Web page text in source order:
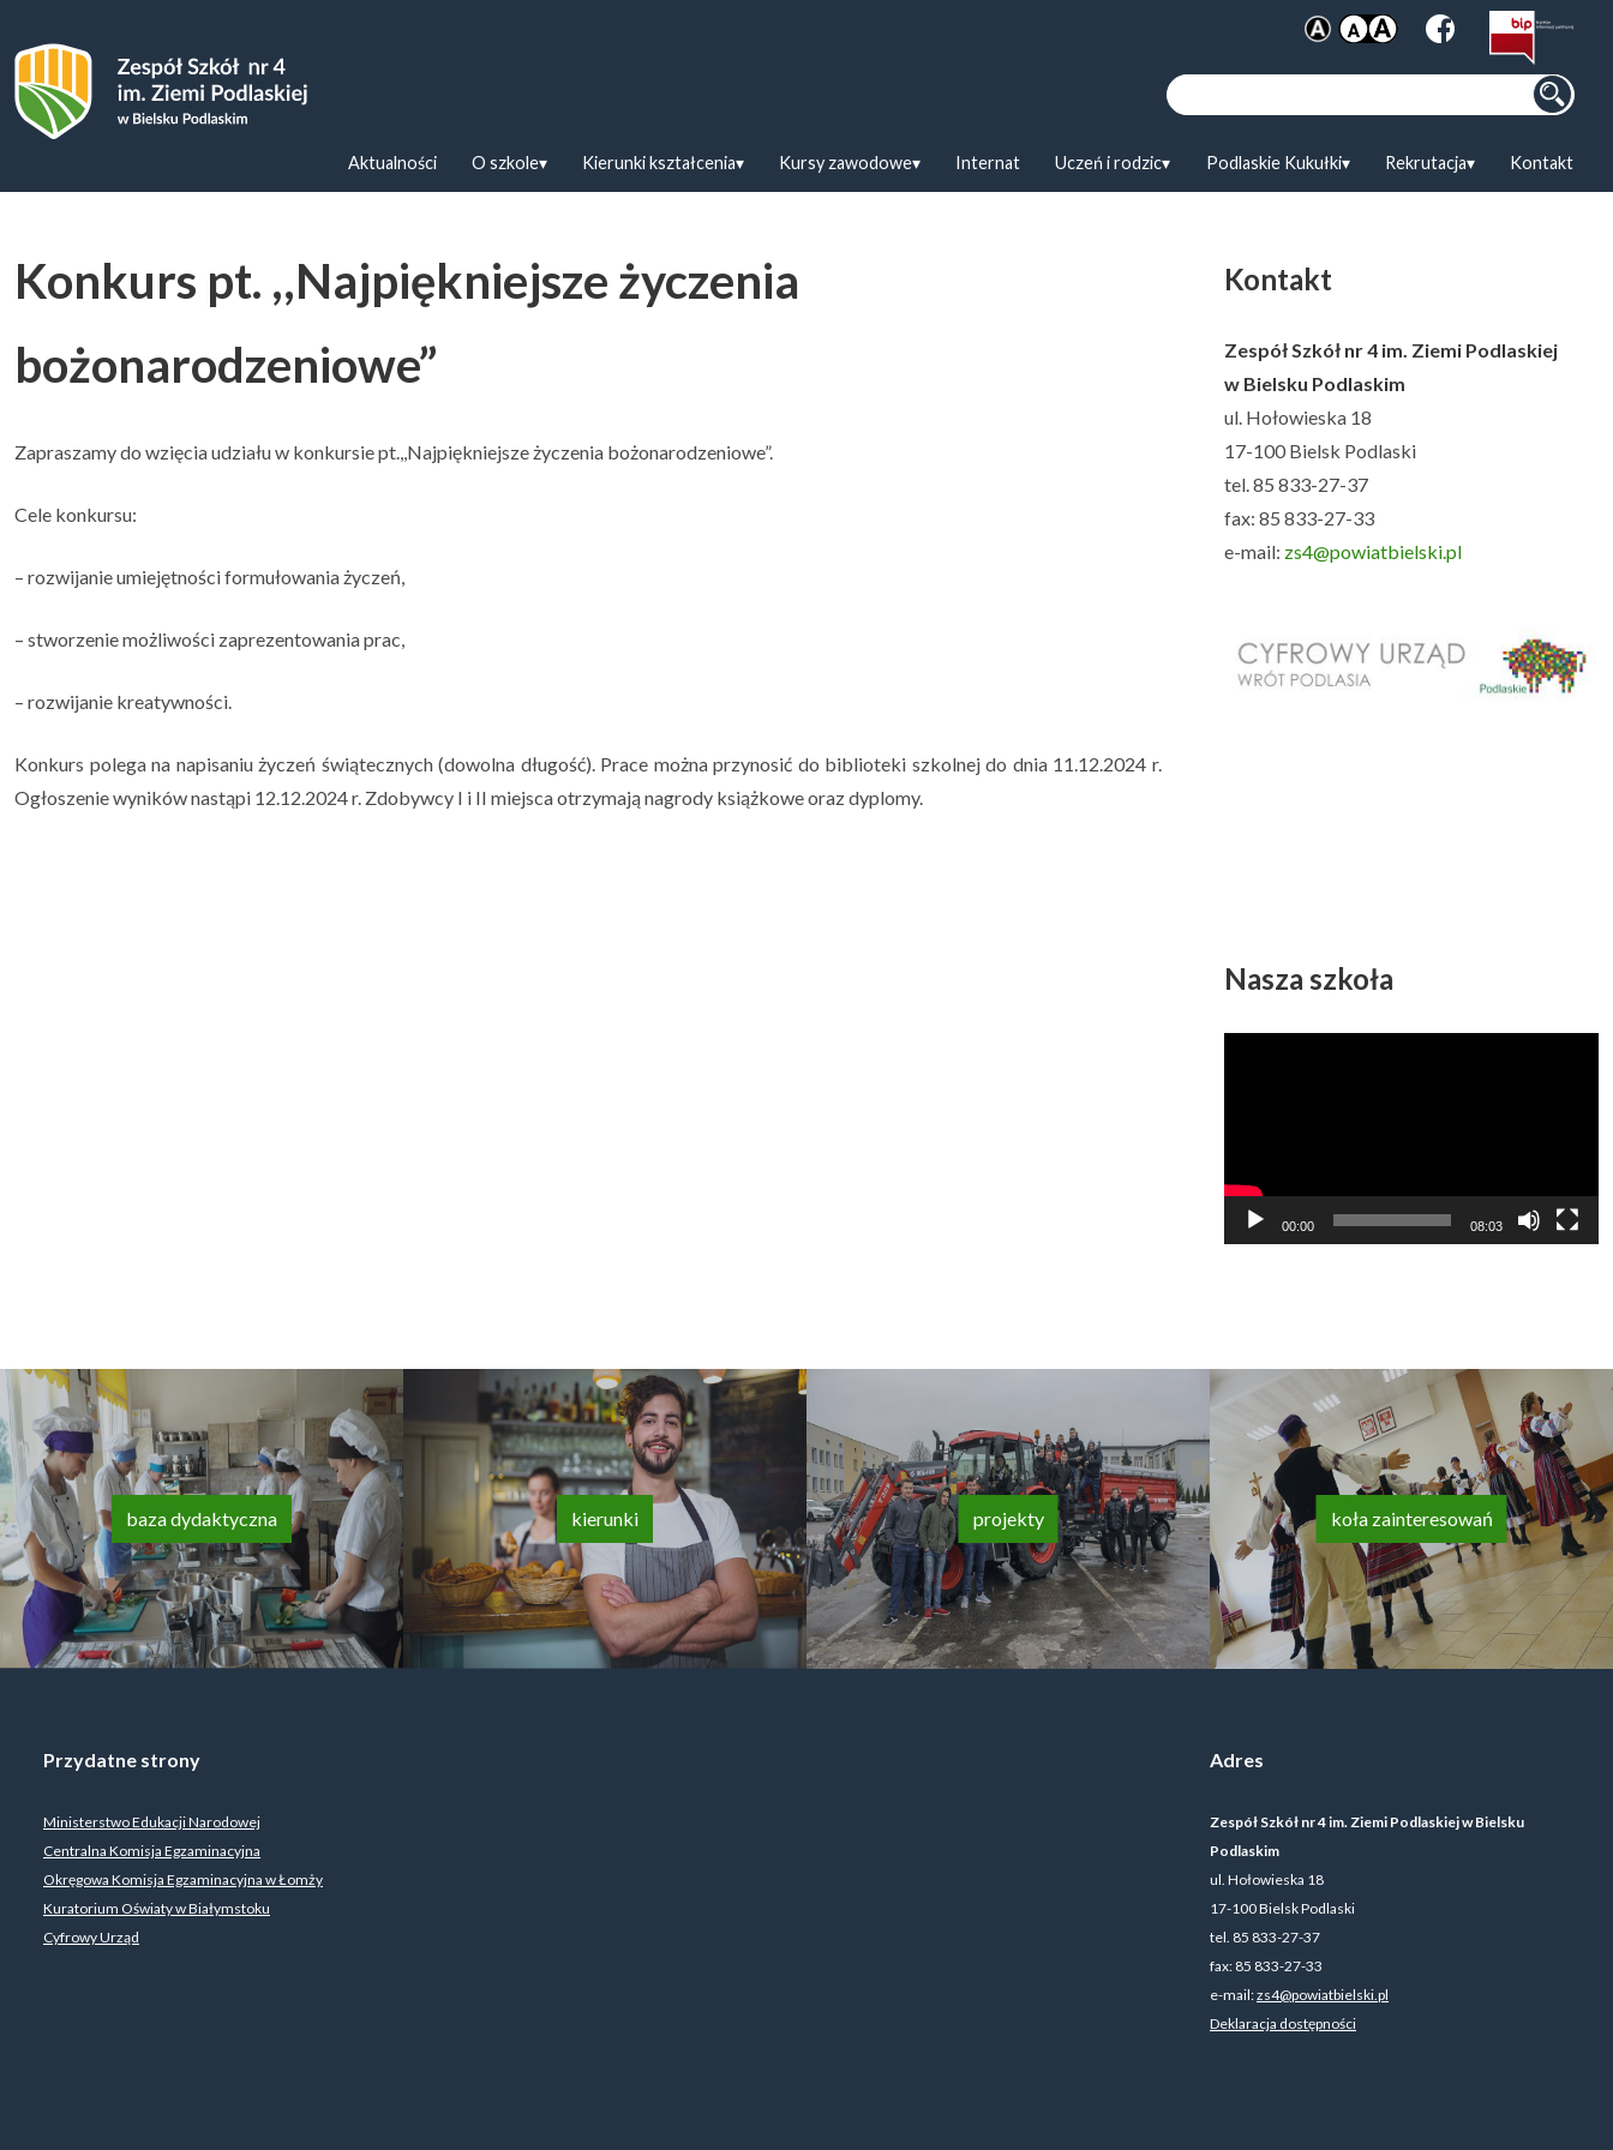
Zespoł Szkół nr 4 im. Ziemi Podlaskiej w Bielsku Podlaskim
Aktualności O szkole Kierunki kształcenia Kursy zawodowe Internat Uczeń i rodzic Podlaskie Kukułki Rekrutacja Kontakt
Szukaj:
Konkurs pt. ,,Najpiękniejsze życzenia
bożonarodzeniowe”
Zapraszamy do wzięcia udziału w konkursie pt.,,Najpiękniejsze życzenia bożonarodzeniowe”.
Cele konkursu:
– rozwijanie umiejętności formułowania życzeń,
– stworzenie możliwości zaprezentowania prac,
– rozwijanie kreatywności.
Konkurs polega na napisaniu życzeń świątecznych (dowolna długość). Prace można przynosić do biblioteki szkolnej do dnia 11.12.2024 r.
Ogłoszenie wyników nastąpi 12.12.2024 r. Zdobywcy I i II miejsca otrzymają nagrody książkowe oraz dyplomy.
Kontakt
Zespół Szkół nr 4 im. Ziemi Podlaskiej
w Bielsku Podlaskim
ul. Hołowieska 18
17-100 Bielsk Podlaski
tel. 85 833-27-37
fax: 85 833-27-33
e-mail: zs4@powiatbielski.pl
Nasza szkoła
00:00 08:03
baza dydaktyczna kierunki projekty koła zainteresowań
Przydatne strony
Ministerstwo Edukacji Narodowej
Centralna Komisja Egzaminacyjna
Okręgowa Komisja Egzaminacyjna w Łomży
Kuratorium Oświaty w Białymstoku
Cyfrowy Urząd
Adres
Zespół Szkół nr 4 im. Ziemi Podlaskiej w Bielsku
Podlaskim
ul. Hołowieska 18
17-100 Bielsk Podlaski
tel. 85 833-27-37
fax: 85 833-27-33
e-mail:zs4@powiatbielski.pl
Deklaracja dostępności